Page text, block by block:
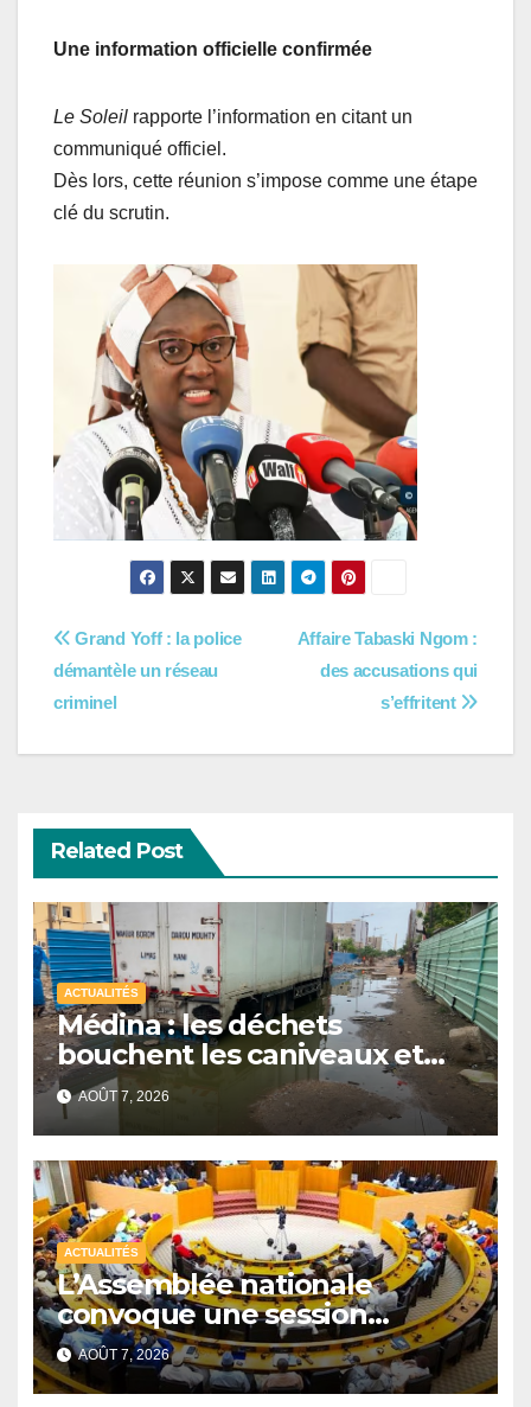
Une information officielle confirmée
Le Soleil rapporte l’information en citant un
communiqué officiel.
Dès lors, cette réunion s’impose comme une étape
clé du scrutin.
Navigation
de
l’article
Affaire Tabaski Ngom :
des accusations qui
s’effritent
Grand Yoff : la police
démantèle un réseau
criminel
Related Post
ACTUALITÉS
Médina : les déchets
bouchent les caniveaux et
aggravent les inondations
AOÛT 7, 2026
ACTUALITÉS
L’Assemblée nationale
convoque une session
extraordinaire sur les
finances publiques et la
AOÛT 7, 2026